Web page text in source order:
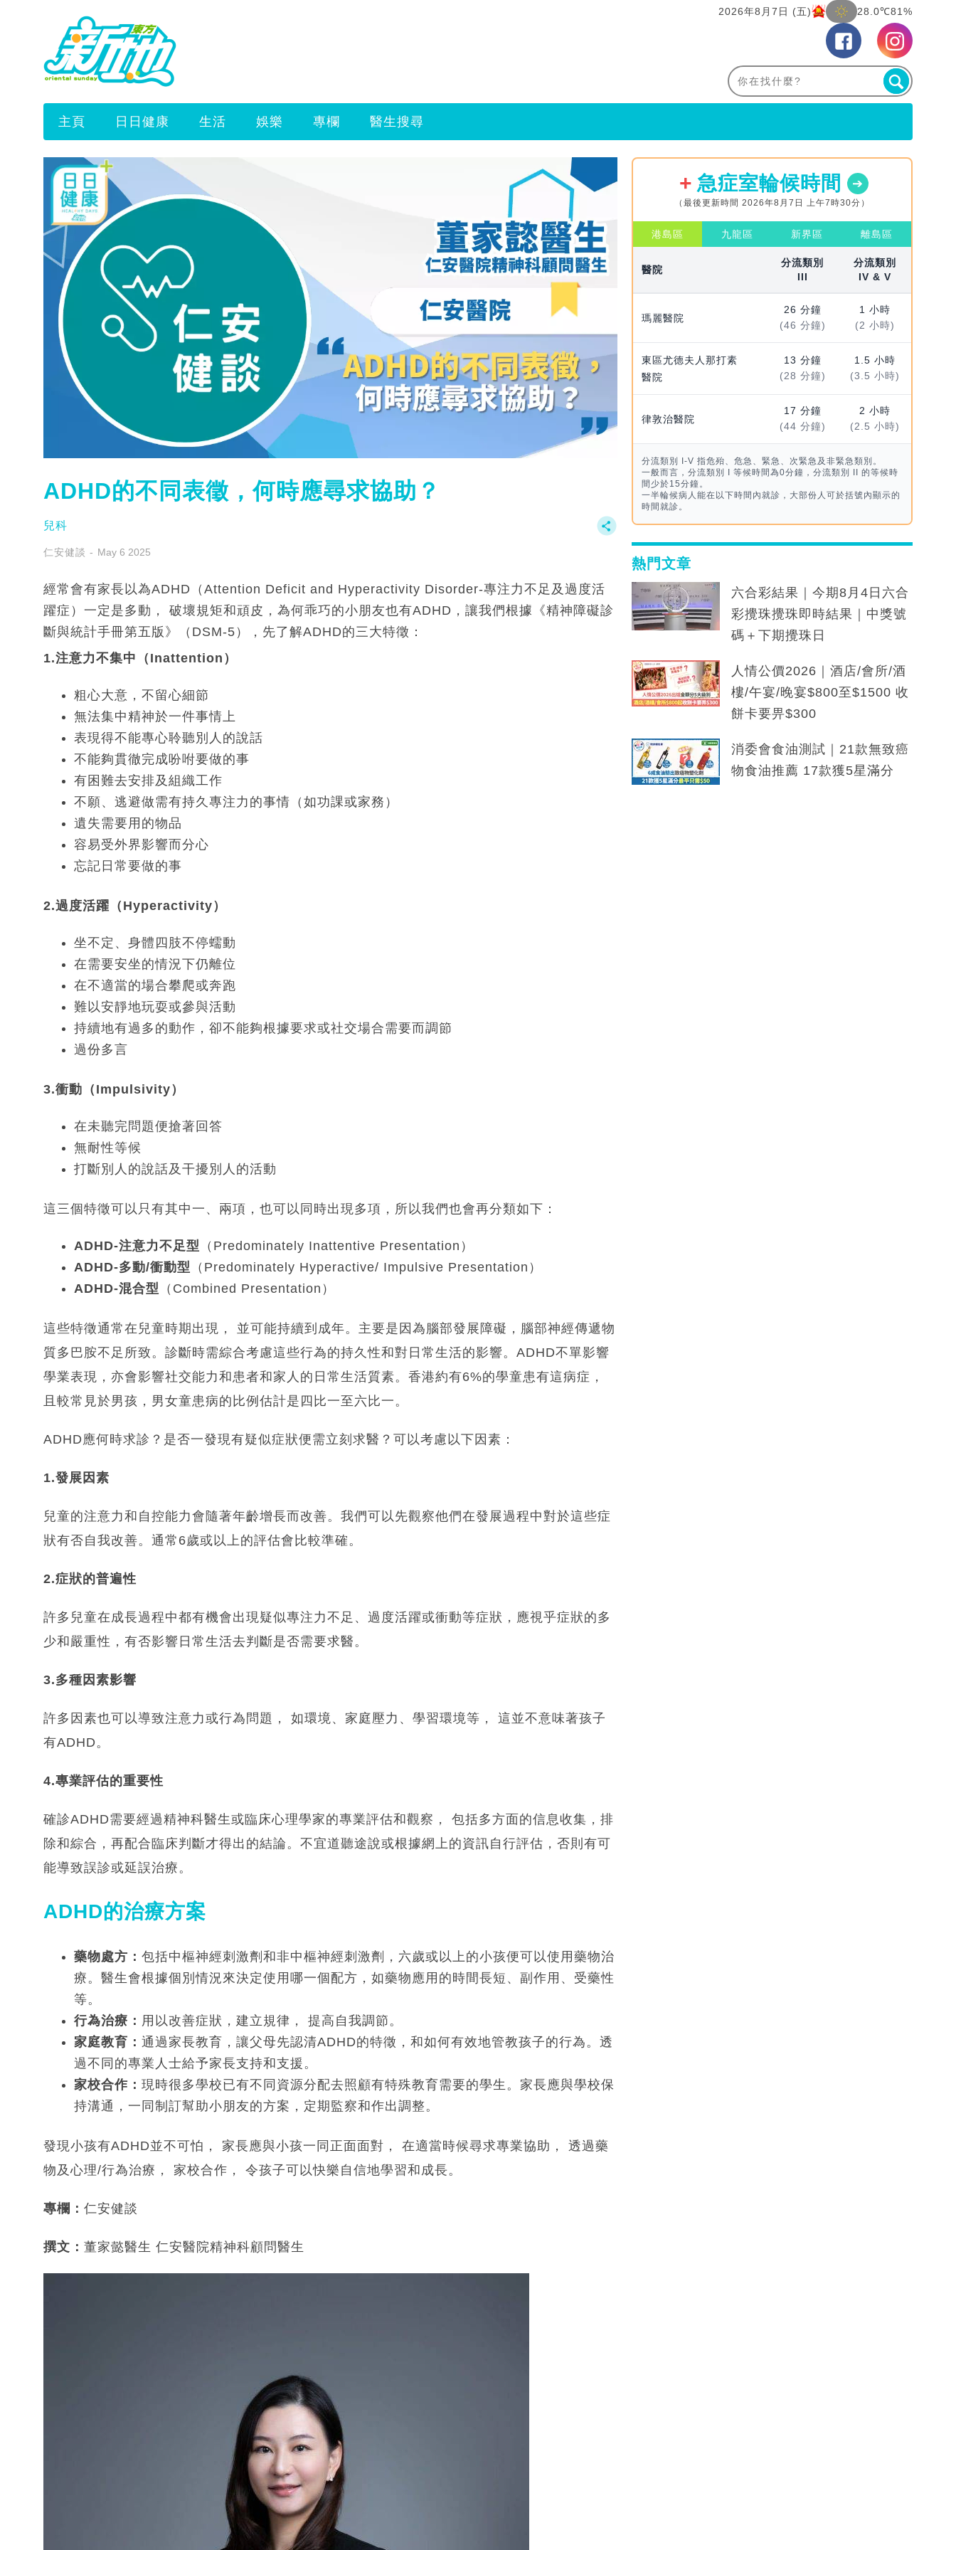
2026年8月7日 (五) 28.0℃81%
主頁 日日健康 生活 娛樂 專欄 醫生搜尋
ADHD的不同表徵，何時應尋求協助？
兒科
仁安健談 May 6 2025
經常會有家長以為ADHD（Attention Deficit and Hyperactivity Disorder-專注力不足及過度活
躍症）一定是多動， 破壞規矩和頑皮，為何乖巧的小朋友也有ADHD，讓我們根據《精神障礙診
斷與統計手冊第五版》（DSM-5），先了解ADHD的三大特徵：
1.注意力不集中（Inattention）
粗心大意，不留心細節
無法集中精神於一件事情上
表現得不能專心聆聽別人的說話
不能夠貫徹完成吩咐要做的事
有困難去安排及組織工作
不願、逃避做需有持久專注力的事情（如功課或家務）
遺失需要用的物品
容易受外界影響而分心
忘記日常要做的事
2.過度活躍（Hyperactivity）
坐不定、身體四肢不停蠕動
在需要安坐的情況下仍離位
在不適當的場合攀爬或奔跑
難以安靜地玩耍或參與活動
持續地有過多的動作，卻不能夠根據要求或社交場合需要而調節
過份多言
3.衝動（Impulsivity）
在未聽完問題便搶著回答
無耐性等候
打斷別人的說話及干擾別人的活動
這三個特徵可以只有其中一、兩項，也可以同時出現多項，所以我們也會再分類如下：
ADHD-注意力不足型 （Predominately Inattentive Presentation）
ADHD-多動/衝動型 （Predominately Hyperactive/ Impulsive Presentation）
ADHD-混合型 （Combined Presentation）
這些特徵通常在兒童時期出現， 並可能持續到成年。主要是因為腦部發展障礙，腦部神經傳遞物
質多巴胺不足所致。診斷時需綜合考慮這些行為的持久性和對日常生活的影響。ADHD不單影響
學業表現，亦會影響社交能力和患者和家人的日常生活質素。香港約有6%的學童患有這病症，
且較常見於男孩，男女童患病的比例估計是四比一至六比一。
ADHD應何時求診？是否一發現有疑似症狀便需立刻求醫？可以考慮以下因素：
1.發展因素
兒童的注意力和自控能力會隨著年齡增長而改善。我們可以先觀察他們在發展過程中對於這些症
狀有否自我改善。通常6歲或以上的評估會比較準確。
2.症狀的普遍性
許多兒童在成長過程中都有機會出現疑似專注力不足、過度活躍或衝動等症狀，應視乎症狀的多
少和嚴重性，有否影響日常生活去判斷是否需要求醫。
3.多種因素影響
許多因素也可以導致注意力或行為問題， 如環境、家庭壓力、學習環境等， 這並不意味著孩子
有ADHD。
4.專業評估的重要性
確診ADHD需要經過精神科醫生或臨床心理學家的專業評估和觀察， 包括多方面的信息收集，排
除和綜合，再配合臨床判斷才得出的結論。不宜道聽途說或根據網上的資訊自行評估，否則有可
能導致誤診或延誤治療。
ADHD的治療方案
藥物處方： 包括中樞神經刺激劑和非中樞神經刺激劑，六歲或以上的小孩便可以使用藥物治
療。醫生會根據個別情況來決定使用哪一個配方，如藥物應用的時間長短、副作用、受藥性
等。
行為治療： 用以改善症狀，建立規律， 提高自我調節。
家庭教育： 通過家長教育，讓父母先認清ADHD的特徵，和如何有效地管教孩子的行為。透
過不同的專業人士給予家長支持和支援。
家校合作： 現時很多學校已有不同資源分配去照顧有特殊教育需要的學生。家長應與學校保
持溝通，一同制訂幫助小朋友的方案，定期監察和作出調整。
發現小孩有ADHD並不可怕， 家長應與小孩一同正面面對， 在適當時候尋求專業協助， 透過藥
物及心理/行為治療， 家校合作， 令孩子可以快樂自信地學習和成長。
專欄： 仁安健談
撰文： 董家懿醫生 仁安醫院精神科顧問醫生
急症室輪候時間
（最後更新時間 2026年8月7日 上午7時30分）
港島區 九龍區 新界區 離島區
醫院
分流類別
III
分流類別
IV & V
瑪麗醫院
26 分鐘
(46 分鐘)
1 小時
(2 小時)
東區尤德夫人那打素
醫院
13 分鐘
(28 分鐘)
1.5 小時
(3.5 小時)
律敦治醫院
17 分鐘
(44 分鐘)
2 小時
(2.5 小時)
分流類別 I-V 指危殆、危急、緊急、次緊急及非緊急類別。
一般而言，分流類別 I 等候時間為0分鐘，分流類別 II 的等候時
間少於15分鐘。
一半輪候病人能在以下時間內就診，大部份人可於括號內顯示的
時間就診。
熱門文章
六合彩結果｜今期8月4日六合
彩攪珠攪珠即時結果｜中獎號
碼＋下期攪珠日
人情公價2026｜酒店/會所/酒
樓/午宴/晚宴$800至$1500 收
餅卡要畀$300
消委會食油測試｜21款無致癌
物食油推薦 17款獲5星滿分